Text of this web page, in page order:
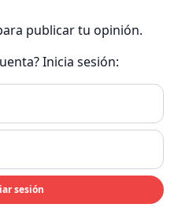
publicar tu opinión.
Inicia sesión:
sesión